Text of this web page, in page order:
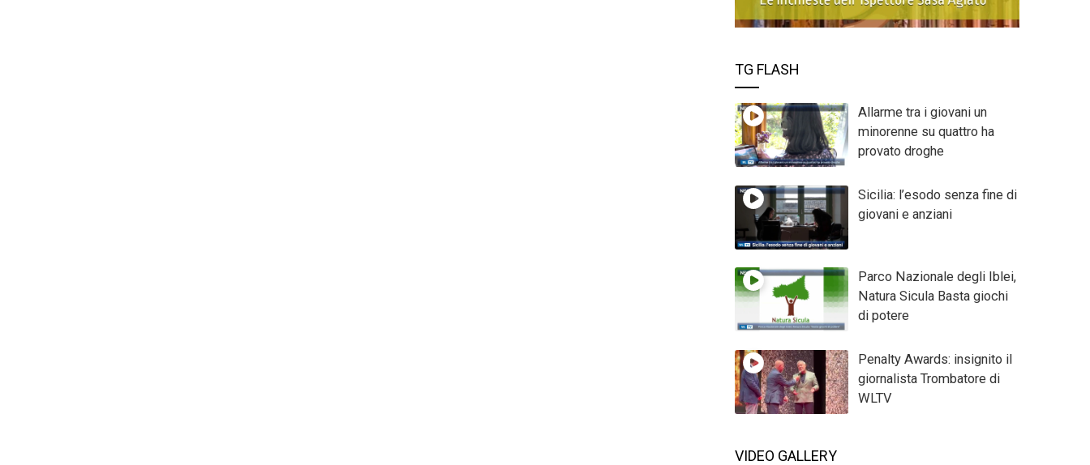
TG FLASH
Allarme tra i giovani un
minorenne su quattro ha
provato droghe
Sicilia: l’esodo senza fine di
giovani e anziani
Parco Nazionale degli Iblei,
Natura Sicula Basta giochi
di potere
Penalty Awards: insignito il
giornalista Trombatore di
WLTV
VIDEO GALLERY